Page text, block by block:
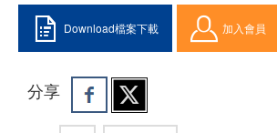
Download檔案下載 加入會員
分享